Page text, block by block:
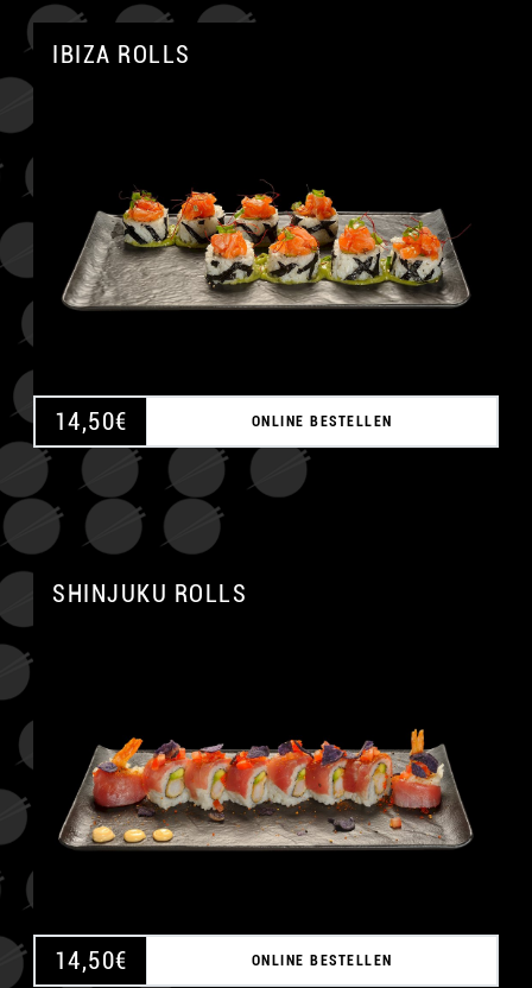
IBIZA ROLLS
14,50€ ONLINE BESTELLEN
SHINJUKU ROLLS
14,50€ ONLINE BESTELLEN